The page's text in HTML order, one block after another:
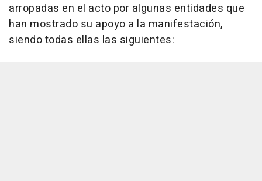
arropadas en el acto por algunas entidades que
han mostrado su apoyo a la manifestación,
siendo todas ellas las siguientes: